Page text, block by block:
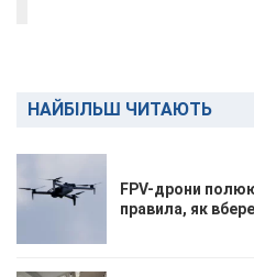
НАЙБІЛЬШ ЧИТАЮТЬ
FPV-дрони
правила, як